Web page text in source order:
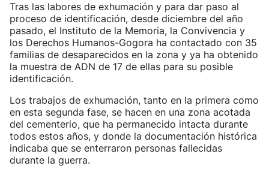
Tras las labores de exhumación y para dar paso al
proceso de identificación, desde diciembre del año
pasado, el Instituto de la Memoria, la Convivencia y
los Derechos Humanos-Gogora ha contactado con 35
familias de desaparecidos en la zona y ya ha obtenido
la muestra de ADN de 17 de ellas para su posible
identificación.
Los trabajos de exhumación, tanto en la primera como
en esta segunda fase, se hacen en una zona acotada
del cementerio, que ha permanecido intacta durante
todos estos años, y donde la documentación histórica
indicaba que se enterraron personas fallecidas
durante la guerra.